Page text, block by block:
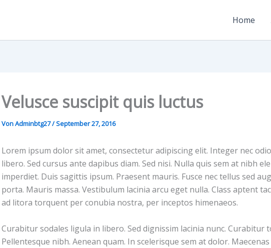
Home
Velusce suscipit quis luctus
VonAdminbtg27/September 27, 2016
Lorem ipsum dolor sit amet, consectetur adipiscing elit. Integer nec
libero. Sed cursus ante dapibus diam. Sed nisi. Nulla quis sem at nibh
imperdiet. Duis sagittis ipsum. Praesent mauris. Fusce nec tellus sed
porta. Mauris massa. Vestibulum lacinia arcu eget nulla. Class aptent
ad litora torquent per conubia nostra, per inceptos himenaeos.
Curabitur sodales ligula in libero. Sed dignissim lacinia nunc. Curabitur
Pellentesque nibh. Aenean quam. In scelerisque sem at dolor. Maecenas